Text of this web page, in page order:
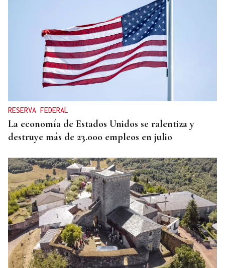
RESERVA FEDERAL
La economía de Estados Unidos se ralentiza y
destruye más de 23.000 empleos en julio